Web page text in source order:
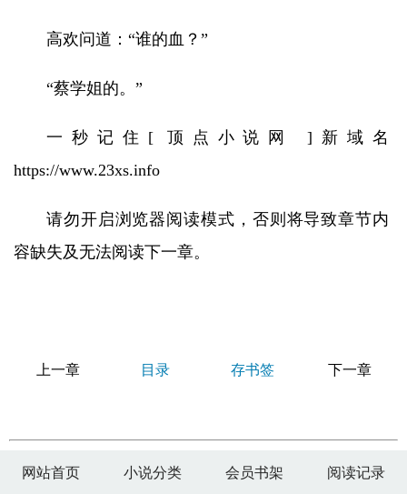
高欢问道：“谁的血？”
“蔡学姐的。”
一秒记住[ 顶点小说网 ]新域名
https://www.23xs.info
请勿开启浏览器阅读模式，否则将导致章节内
容缺失及无法阅读下一章。
上一章 目录 存书签 下一章
网站首页 小说分类 会员书架 阅读记录